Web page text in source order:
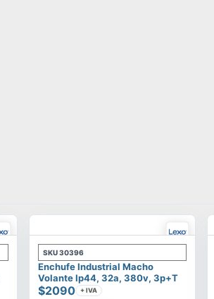
SKU30396
Enchufe Industrial Macho
Volante Ip44, 32a, 380v, 3p+t
$2090 + IVA